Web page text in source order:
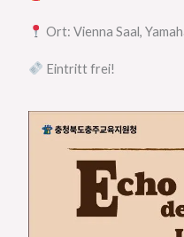
Ort: Vienna Saal,
Eintritt frei!